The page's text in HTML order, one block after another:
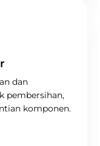
dan
pembersihan,
komponen.